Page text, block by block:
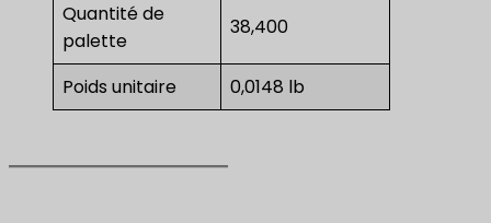
Quantité de
palette
38,400
Poids unitaire 0,0148 lb